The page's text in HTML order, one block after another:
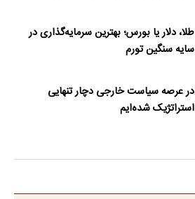
طلا، دلار یا بورس؛ بهترین سرمایه‌گذاری در
سایه سنگین تورم
در عرصه سیاست خارجی دچار تنهایی
استراتژیک شده‌ایم